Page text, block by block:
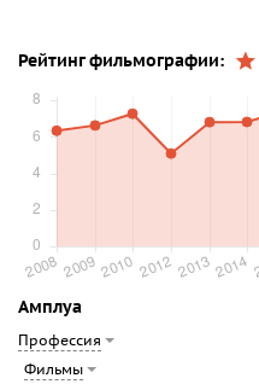
Рейтинг фильмографии:
Амплуа
Профессия
Фильмы